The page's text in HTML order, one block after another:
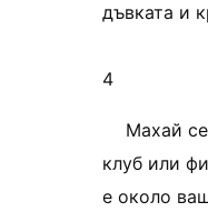
дъвката и
4
Махай
клуб или
е около